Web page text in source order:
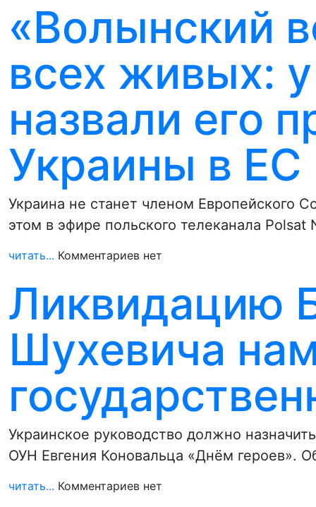
«Волынский
всех живых:
назвали его
Украины в ЕС
Украина не станет членом Европейского
этом в эфире польского телеканала Polsat
читать... Комментариев нет
Ликвидацию
Шухевича
Украинское руководство должно
ОУН Евгения Коновальца «Днём героев».
читать... Комментариев нет